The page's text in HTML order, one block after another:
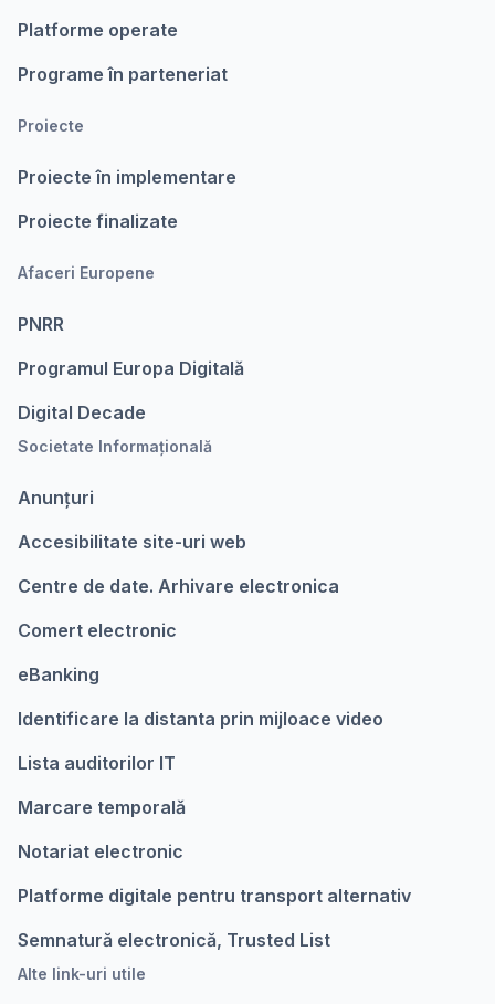
Platforme operate
Programe în parteneriat
Proiecte
Proiecte în implementare
Proiecte finalizate
Afaceri Europene
PNRR
Programul Europa Digitalǎ
Digital Decade
Societate Informațională
Anunțuri
Accesibilitate site-uri web
Centre de date. Arhivare electronica
Comert electronic
eBanking
Identificare la distanta prin mijloace video
Lista auditorilor IT
Marcare temporalǎ
Notariat electronic
Platforme digitale pentru transport alternativ
Semnatură electronică, Trusted List
Alte link-uri utile